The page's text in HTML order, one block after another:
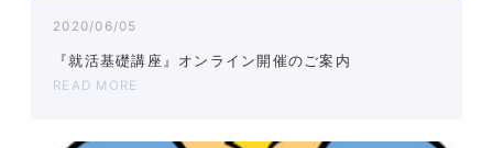
2020/06/05
『就活基礎講座』オンライン開催のご案内
READ MORE